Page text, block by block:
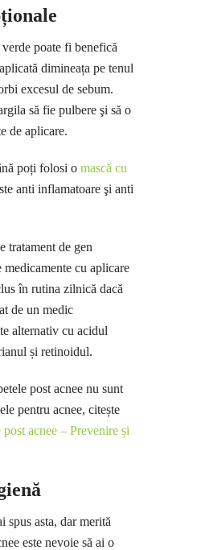
verde poate fi benefică
dimineața pe tenul
excesul de sebum.
să fie pulbere şi să o
de aplicare.
poți folosi o mască cu
anti inflamatoare şi anti
tratament de gen
medicamente cu aplicare
în rutina zilnică dacă
de un medic
alternativ cu acidul
și retinoidul.
post acnee nu sunt
pentru acnee, citește
post acnee – Prevenire și
spus asta, dar merită
este nevoie să ai o